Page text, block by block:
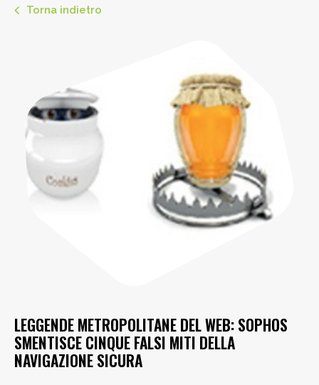
Torna indietro
LEGGENDE METROPOLITANE DEL WEB: SOPHOS
SMENTISCE CINQUE FALSI MITI DELLA
NAVIGAZIONE SICURA